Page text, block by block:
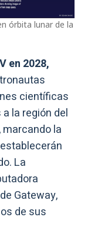
órbita lunar de la
en 2028,
científicas
la región del
marcando la
La
Gateway,
de sus